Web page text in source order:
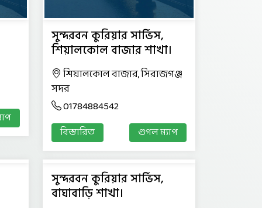
সুন্দরবন কুরিয়ার সার্ভিস,
শিয়ালকোল বাজার শাখা।
শিয়ালকোল বাজার, সিরাজগঞ্জ
সদর
01784884542
বিস্তারিত গুগল ম্যাপ
সুন্দরবন কুরিয়ার সার্ভিস,
বাঘাবাড়ি শাখা।